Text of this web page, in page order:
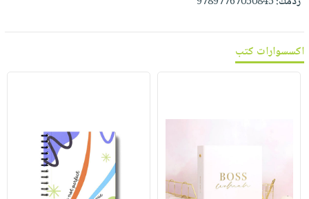
اكسسوارات كتب